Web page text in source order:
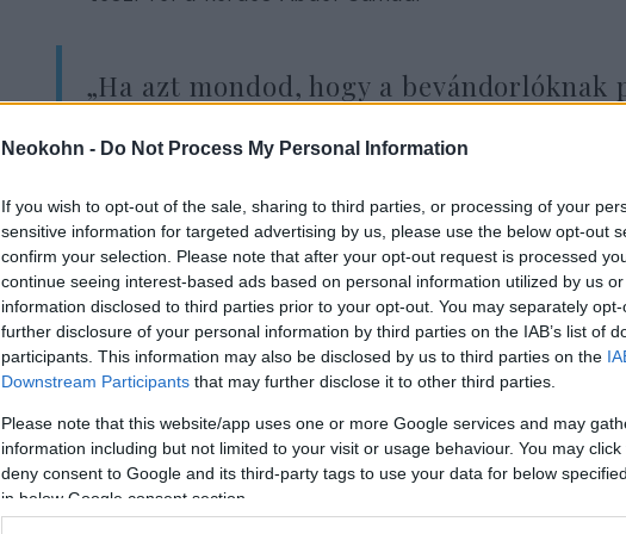
Neokohn - Do Not Process My Personal Information
If you wish to opt-out of the sale, sharing to third parties, or processing of your
sensitive information for targeted advertising by us, please use the below opt-out
confirm your selection. Please note that after your opt-out request is processed
continue seeing interest-based ads based on personal information utilized by us
information disclosed to third parties prior to your opt-out. You may separately
further disclosure of your personal information by third parties on the IAB’s list of
participants. This information may also be disclosed by us to third parties on the
Downstream Participants that may further disclose it to other third parties.
Please note that this website/app uses one or more Google services and may
information including but not limited to your visit or usage behaviour. You may
deny consent to Google and its third-party tags to use your data for below
in below Google consent section.
„Ha azt mondod, hogy a bevándorlóknak
baloldal azt mondja: »Ne beszélj a
áldozatai.« Nem kritizálhatod a
Az újságíró úgy véli, hogy „az iszlamofóbia
és most másról sem lehet hallani”.
Az „alacsony elvárások rasszizmusa”
Abdel-Samad arról is beszélt, hogy példának okáért
foltokkal megy iskolába, rendőrt hívnak, de ha egy
akkor úgy tekintenek a jelenségre, mint „a muszlim